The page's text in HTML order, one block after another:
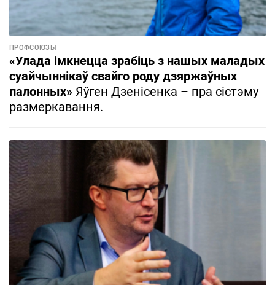
ПРОФСОЮЗЫ
«Улада iмкнецца зрабiць з нашых маладых
суайчыннiкаў свайго роду дзяржаўных
палонных» Яўген Дзенісенка – пра сістэму
размеркавання.